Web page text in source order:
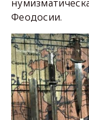
Феодосии.